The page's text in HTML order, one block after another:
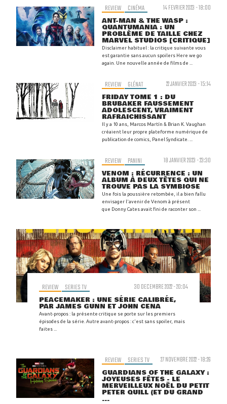
REVIEW CINÉMA 14 FEVRIER 2023 - 18:00
ANT-MAN & THE WASP :
QUANTUMANIA : UN
PROBLÈME DE TAILLE CHEZ
MARVEL STUDIOS [CRITIQUE]
Disclaimer habituel : la critique suivante vous
est garantie sans aucun spoilers Here we go
again. Une nouvelle année de films de ...
REVIEW GLÉNAT 22 JANVIER 2023 - 15:14
FRIDAY TOME 1 : DU
BRUBAKER FAUSSEMENT
ADOLESCENT, VRAIMENT
RAFRAICHISSANT
Il y a 10 ans, Marcos Martín & Brian K. Vaughan
créaient leur propre plateforme numérique de
publication de comics, Panel Syndicate. ...
REVIEW PANINI 18 JANVIER 2023 - 23:30
VENOM : RÉCURRENCE : UN
ALBUM À DEUX TÊTES QUI NE
TROUVE PAS LA SYMBIOSE
Une fois la poussière retombée, il a bien fallu
envisager l'avenir de Venom à présent
que Donny Cates avait fini de raconter son ...
REVIEW SERIES TV 30 DECEMBRE 2022 - 20:04
PEACEMAKER : UNE SÉRIE CALIBRÉE,
PAR JAMES GUNN ET JOHN CENA
Avant-propos : la présente critique se porte sur les premiers
épisodes de la série. Autre avant-propos : c'est sans spoiler, mais
faites ...
REVIEW SERIES TV 27 NOVEMBRE 2022 - 18:26
GUARDIANS OF THE GALAXY :
JOYEUSES FÊTES - LE
MERVEILLEUX NOËL DU PETIT
PETER QUILL (ET DU GRAND
...